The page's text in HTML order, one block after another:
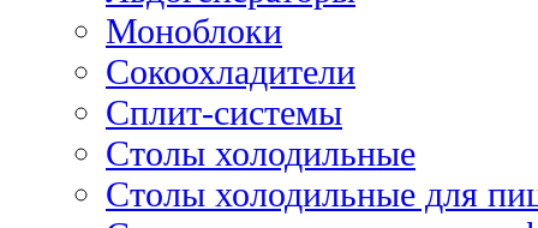
Моноблоки
Сокоохладители
Сплит-системы
Столы холодильные
Столы холодильные для